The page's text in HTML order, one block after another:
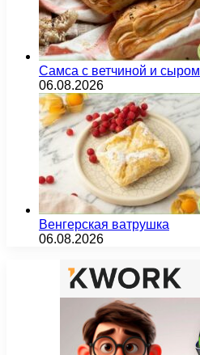
Самса с ветчиной и сыром
06.08.2026
Венгерская ватрушка
06.08.2026